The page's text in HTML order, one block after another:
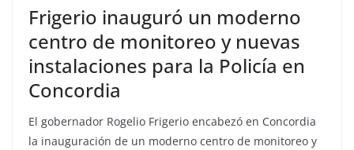
Frigerio inauguró un moderno
centro de monitoreo y nuevas
instalaciones para la Policía en
Concordia
El gobernador Rogelio Frigerio encabezó en Concordia
la inauguración de un moderno centro de monitoreo y